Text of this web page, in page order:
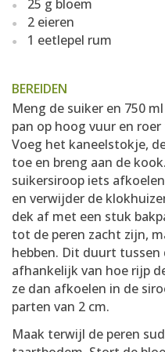
25 g bloem
2 eieren
1 eetlepel rum
BEREIDEN
Meng de suiker en 750
pan op hoog vuur en
Voeg het kaneelstokje,
toe en breng aan de
suikersiroop iets
en verwijder de
dek af met een stuk
tot de peren zacht zijn,
hebben. Dit duurt tussen
afhankelijk van hoe rijp
ze dan afkoelen in de
parten van 2 cm.
Maak terwijl de peren